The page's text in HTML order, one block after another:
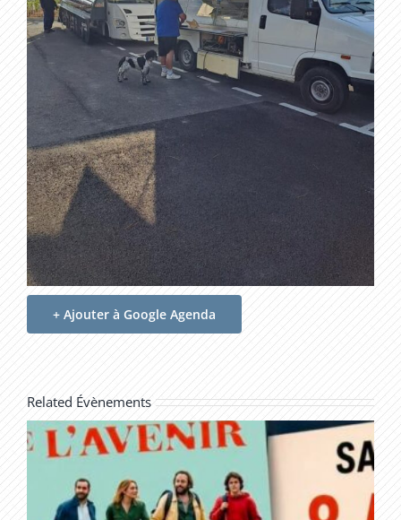
+ Ajouter à Google Agenda
Related Évènements